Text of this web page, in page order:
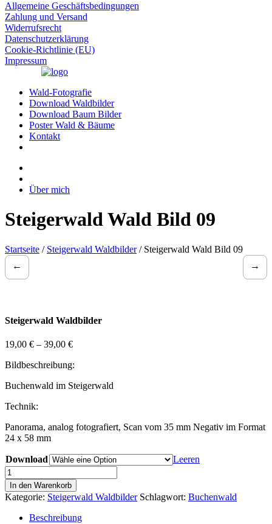
Allgemeine Geschäftsbedingungen
Zahlung und Versand
Widerrufsrecht
Datenschutzerklärung
Cookie-Richtlinie (EU)
Impressum
Wald-Fotografie
Download Waldbilder
Download Baum Bilder
Poster Wald & Bäume
Kontakt
Über mich
Steigerwald Wald Bild 09
Startseite / Steigerwald Waldbilder/ Steigerwald Wald Bild 09
←
→
Steigerwald Waldbilder
19,00 € – 39,00 €
Bildbeschreibung:
Buchenwald im Steigerwald
Technik:
Panorama, analog fotografiert, Scan vom 35 mm Negativ im Format
24 x 58 mm
Download
Leeren
Steigerwald
Wald
Bild
09
Menge
In den Warenkorb
Kategorie: Steigerwald Waldbilder Schlagwort: Buchenwald
Beschreibung